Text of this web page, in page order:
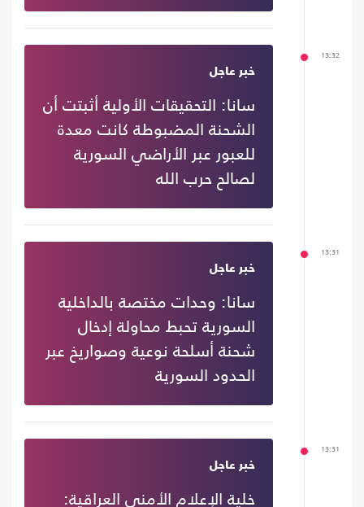
13:32
خبر عاجل
سانا: التحقيقات الأولية أثبتت أن
الشحنة المضبوطة كانت معدة
للعبور عبر الأراضي السورية
لصالح حرب الله
13:31
خبر عاجل
سانا: وحدات مختصة بالداخلية
السورية تحبط محاولة إدخال
شحنة أسلحة نوعية وصواريخ عبر
الحدود السورية
13:31
خبر عاجل
خلية الإعلام الأمني العراقية: